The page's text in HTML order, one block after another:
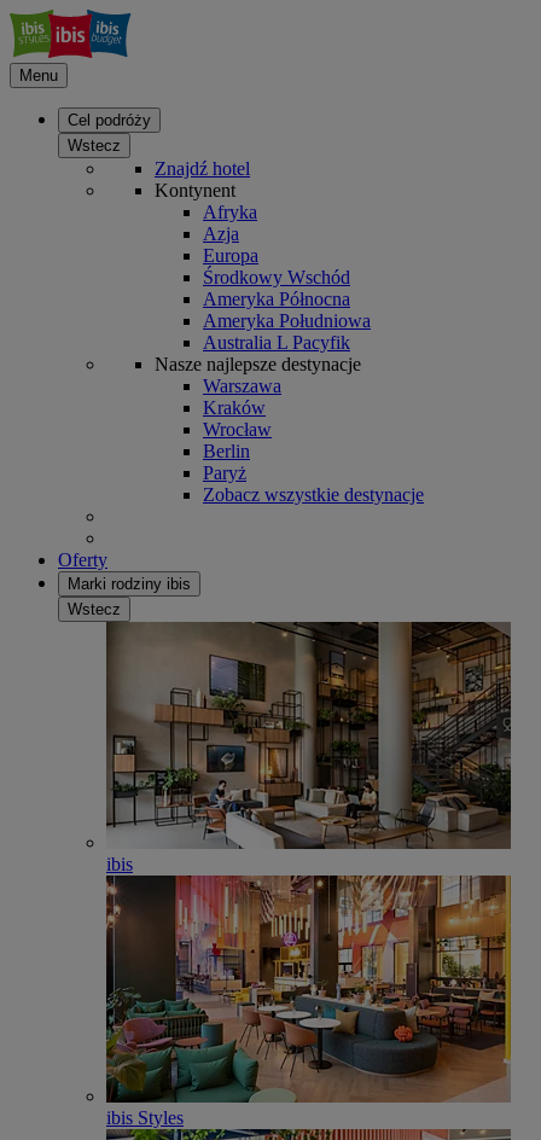
Menu
Cel podróży
Wstecz
Znajdź hotel
Kontynent
Afryka
Azja
Europa
Środkowy Wschód
Ameryka Północna
Ameryka Południowa
Australia L Pacyfik
Nasze najlepsze destynacje
Warszawa
Kraków
Wrocław
Berlin
Paryż
Zobacz wszystkie destynacje
Oferty
Marki rodziny ibis
Wstecz
ibis
ibis Styles